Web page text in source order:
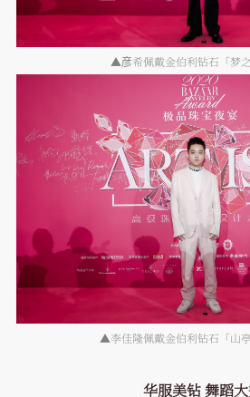
▲彦希佩戴金伯利钻石「梦
▲李佳隆佩戴金伯利钻石「山
华服美钻 舞蹈